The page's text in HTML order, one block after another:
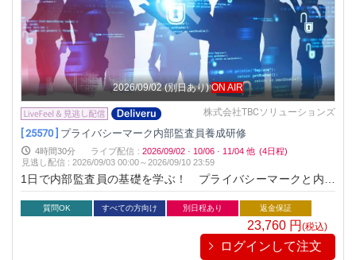
2026/09/02 (別日あり) ON AIR
株式会社TBCソリューションズ
[ 25570 ] プライバシーマーク内部監査員養成研修
4時間30分 ライブ配信 : 2026/09/02 · 10/06 · 11/04 他 (4日程)
見逃し配信 :2026/09/03 00:00～2026/09/10 23:59
1日で内部監査員の基礎を学ぶ！ プライバシーマークと内部
監査の基本を知りたい方のための1日コースです！
質問OK すべての方向け 別日程あり 返金保証
23,760 円(税込)
ログインして注文